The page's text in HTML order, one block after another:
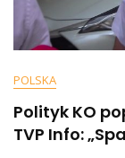
POLSKA
Polityk KO
TVP Info: